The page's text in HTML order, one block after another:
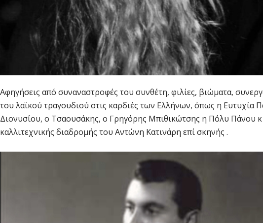
Αφηγήσεις από συναναστροφές του συνθέτη, φιλίες, βιώματα,
του λαϊκού τραγουδιού στις καρδιές των Ελλήνων, όπως η Ευτυχία
Διονυσίου, ο Τσαουσάκης, ο Γρηγόρης Μπιθικώτσης η Πόλυ Πάνου κ
καλλιτεχνικής διαδρομής του Αντώνη Κατινάρη επί σκηνής .